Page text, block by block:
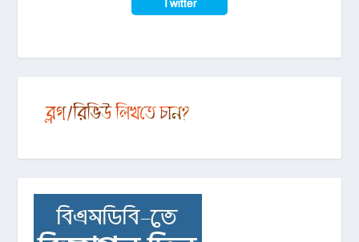
Twitter